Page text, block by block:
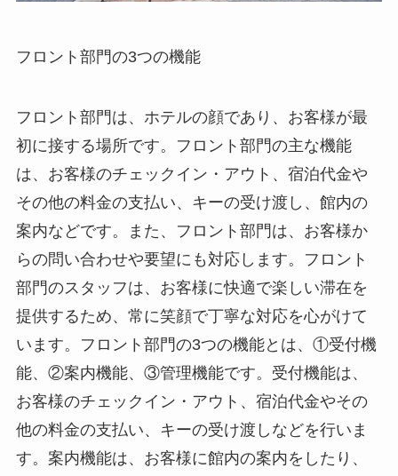
フロント部門の3つの機能
フロント部門は、ホテルの顔であり、お客様が最
初に接する場所です。
フロント部門の主な機能
は、お客様のチェックイン・アウト、宿泊代金や
その他の料金の支払い、キーの受け渡し、館内の
案内などです。
また、フロント部門は、お客様か
らの問い合わせや要望にも対応します。フロント
部門のスタッフは、お客様に快適で楽しい滞在を
提供するため、常に笑顔で丁寧な対応を心がけて
います。
フロント部門の3つの機能とは、①受付機
能、②案内機能、③管理機能です。 受付機能は、
お客様のチェックイン・アウト、宿泊代金やその
他の料金の支払い、キーの受け渡しなどを行いま
す。案内機能は、お客様に館内の案内をしたり、